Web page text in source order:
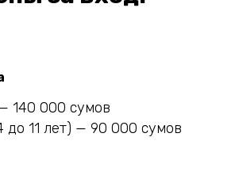
140 000 сумов
до 11 лет) — 90 000 сумов